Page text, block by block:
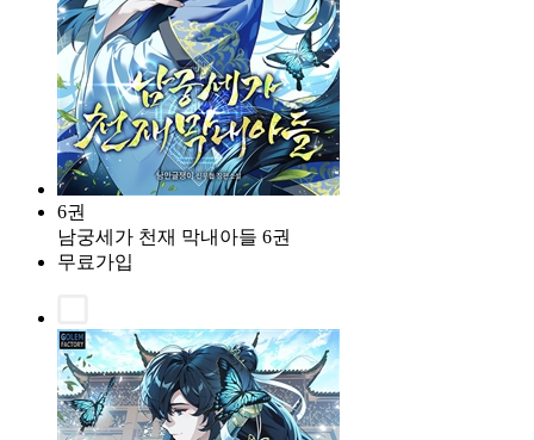
6권
남궁세가 천재 막내아들 6권
무료가입